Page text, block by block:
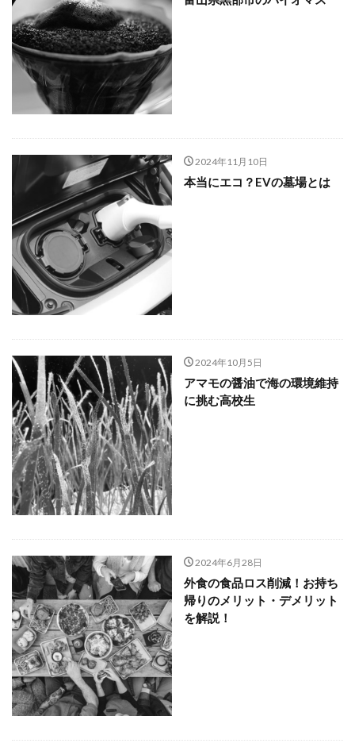
2024年11月10日
本当にエコ？EVの墓場とは
2024年10月5日
アマモの醤油で海の環境維持
に挑む高校生
2024年6月28日
外食の食品ロス削減！お持ち
帰りのメリット・デメリット
を解説！